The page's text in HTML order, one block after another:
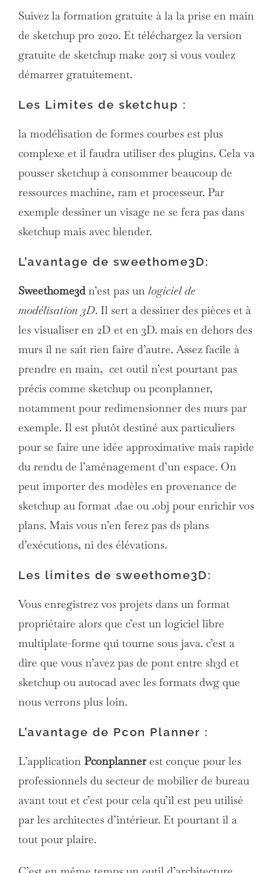
Suivez la formation gratuite à la la prise en main
de sketchup pro 2020. Et téléchargez la version
gratuite de sketchup make 2017 si vous voulez
démarrer gratuitement.
Les Limites de sketchup :
la modélisation de formes courbes est plus
complexe et il faudra utiliser des plugins. Cela va
pousser sketchup à consommer beaucoup de
ressources machine, ram et processeur. Par
exemple dessiner un visage ne se fera pas dans
sketchup mais avec blender.
L’avantage de sweethome3D:
Sweethome3dn’est pas un logiciel de
modélisation 3D. Il sert a dessiner des pièces et à
les visualiser en 2D et en 3D. mais en dehors des
murs il ne sait rien faire d’autre. Assez facile à
prendre en main, cet outil n’est pourtant pas
précis comme sketchup ou pconplanner,
notamment pour redimensionner des murs par
exemple. Il est plutôt destiné aux particuliers
pour se faire une idée approximative mais rapide
du rendu de l’aménagement d’un espace. On
peut importer des modèles en provenance de
sketchup au format .dae ou .obj pour enrichir vos
plans. Mais vous n’en ferez pas ds plans
d’exécutions, ni des élévations.
Les limites de sweethome3D:
Vous enregistrez vos projets dans un format
propriétaire alors que c’est un logiciel libre
multiplate-forme qui tourne sous java. c’est a
dire que vous n’avez pas de pont entre sh3d et
sketchup ou autocad avec les formats dwg que
nous verrons plus loin.
L’avantage de Pcon Planner :
L’application Pconplannerest conçue pour les
professionnels du secteur de mobilier de bureau
avant tout et c’est pour cela qu’il est peu utilisé
par les architectes d’intérieur. Et pourtant il a
tout pour plaire.